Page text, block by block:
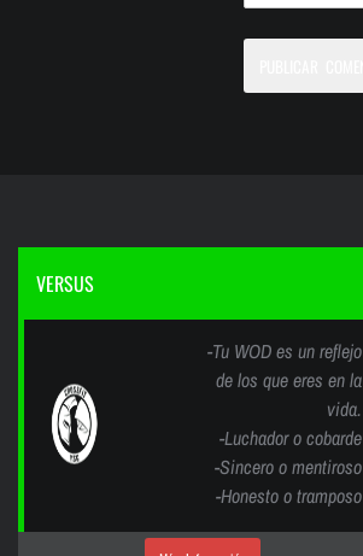
VERSUS
-Tu WOD es un reflejo
de los que eres en la
vida.
-Luchador o cobarde
-Sincero o mentiroso
-Honesto o tramposo